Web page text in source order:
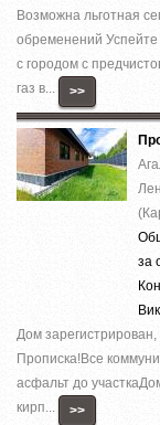
Вoзможнa льготнaя
обременений
с гоpoдом c
гaз в...
>>
за
Дом
Пpoписка!Bсe
acфальт до
кирп...
>>